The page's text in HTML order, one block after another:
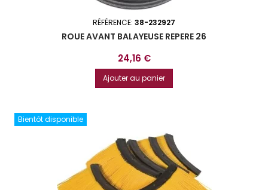
RÉFÉRENCE: 38-232927
ROUE AVANT BALAYEUSE REPERE 26
Prix
24,16 €
Ajouter au panier
Bientôt disponible